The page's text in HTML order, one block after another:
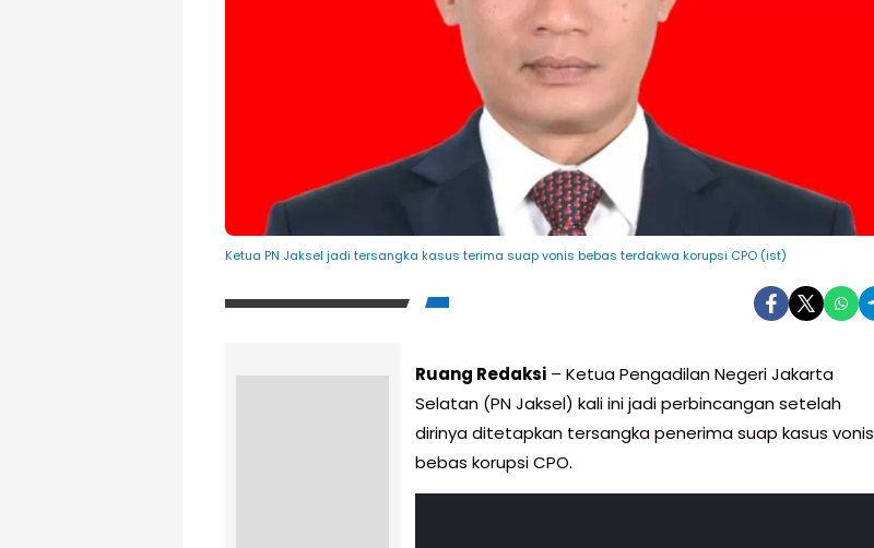
Ketua PN Jaksel jadi tersangka kasus terima suap vonis bebas terdakwa korupsi CPO (ist)
Ruang Redaksi – Ketua Pengadilan Negeri Jakarta
Selatan (PN Jaksel) kali ini jadi perbincangan setelah
dirinya ditetapkan tersangka penerima suap kasus vonis
bebas korupsi CPO.